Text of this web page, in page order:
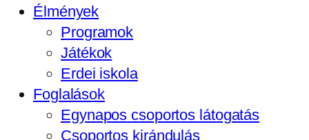
Élmények
Programok
Játékok
Erdei iskola
Foglalások
Egynapos csoportos látogatás
Csoportos kirándulás